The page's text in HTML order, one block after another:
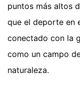
puntos más altos
que el deporte en
conectado con la
como un campo
naturaleza.